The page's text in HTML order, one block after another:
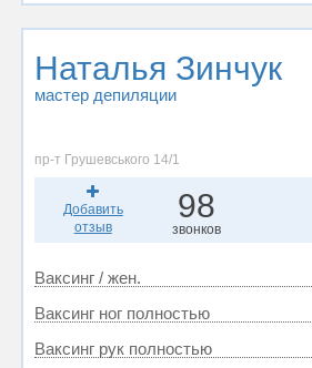
Наталья Зинчук
мастер депиляции
пр-т Грушевського 14/1
Добавить
отзыв
98
звонков
Ваксинг / жен.
Ваксинг ног полностью
Ваксинг рук полностью